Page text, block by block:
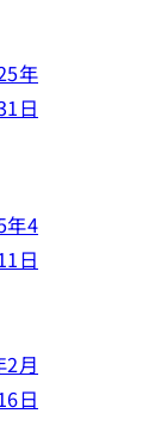
年
日
年4
日
2月
日